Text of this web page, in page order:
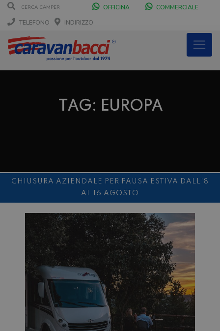
OFFICINA
COMMERCIALE
TELEFONO
INDIRIZZO
TAG: EUROPA
CHIUSURA AZIENDALE PER PAUSA ESTIVA DALL'8
AL 16 AGOSTO
SABATO POMERIGGIO
SCONTO 10% NOLEGGIO ENTRO IL 31.08
PER I
NOLEGGI DI SETTEMBRE